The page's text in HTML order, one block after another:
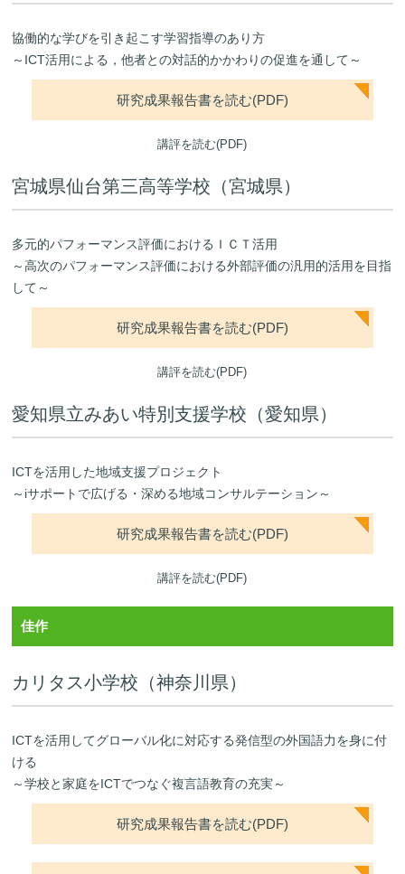
協働的な学びを引き起こす学習指導のあり方
～ICT活用による，他者との対話的かかわりの促進を通して～
研究成果報告書を読む(PDF)
講評を読む(PDF)
宮城県仙台第三高等学校（宮城県）
多元的パフォーマンス評価におけるＩＣＴ活用
～高次のパフォーマンス評価における外部評価の汎用的活用を目指
して～
研究成果報告書を読む(PDF)
講評を読む(PDF)
愛知県立みあい特別支援学校（愛知県）
ICTを活用した地域支援プロジェクト
～iサポートで広げる・深める地域コンサルテーション～
研究成果報告書を読む(PDF)
講評を読む(PDF)
佳作
カリタス小学校（神奈川県）
ICTを活用してグローバル化に対応する発信型の外国語力を身に付
ける
～学校と家庭をICTでつなぐ複言語教育の充実～
研究成果報告書を読む(PDF)